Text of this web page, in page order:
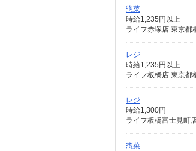
惣菜
時給1,235円以上
ライフ赤塚店 東京都
レジ
時給1,235円以上
ライフ板橋店 東京都
レジ
時給1,300円
ライフ板橋富士見町
惣菜